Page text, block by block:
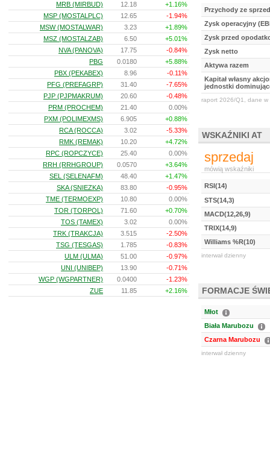
Przychody ze
Zysk operacyjny
Zysk przed
Zysk netto
Aktywa razem
Kapitał własny
jednostki
raport 2026/Q1, dane w
WSKAŹNIKI AT
sprzedaj
mówią wskaźniki
RSI(14)
STS(14,3)
MACD(12,26,9)
TRIX(14,9)
Williams %R(10)
interwał dzienny
FORMACJE
Młot
Biała Marubozu
Czarna Marubozu
interwał dzienny
MRB (MIRBUD)
12.18
+1.16%
MSP (MOSTALPLC)
12.65
-1.94%
MSW (MOSTALWAR)
3.23
+1.89%
MSZ (MOSTALZAB)
6.50
+5.01%
NVA (PANOVA)
17.75
-0.84%
PBG
0.0180
+5.88%
PBX (PEKABEX)
8.96
-0.11%
PFG (PREFAGRP)
31.40
-7.65%
PJP (PJPMAKRUM)
20.60
-0.48%
PRM (PROCHEM)
21.40
0.00%
PXM (POLIMEXMS)
6.905
+0.88%
RCA (ROCCA)
3.02
-5.33%
RMK (REMAK)
10.20
+4.72%
RPC (ROPCZYCE)
25.40
0.00%
RRH (RRHGROUP)
0.0570
+3.64%
SEL (SELENAFM)
48.40
+1.47%
SKA (SNIEZKA)
83.80
-0.95%
TME (TERMOEXP)
10.80
0.00%
TOR (TORPOL)
71.60
+0.70%
TOS (TAMEX)
3.02
0.00%
TRK (TRAKCJA)
3.515
-2.50%
TSG (TESGAS)
1.785
-0.83%
ULM (ULMA)
51.00
-0.97%
UNI (UNIBEP)
13.90
-0.71%
WGP (WGPARTNER)
0.0400
-1.23%
ZUE
11.85 +2.16%